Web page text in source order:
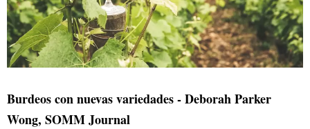
Burdeos con nuevas variedades - Deborah Parker
Wong, SOMM Journal